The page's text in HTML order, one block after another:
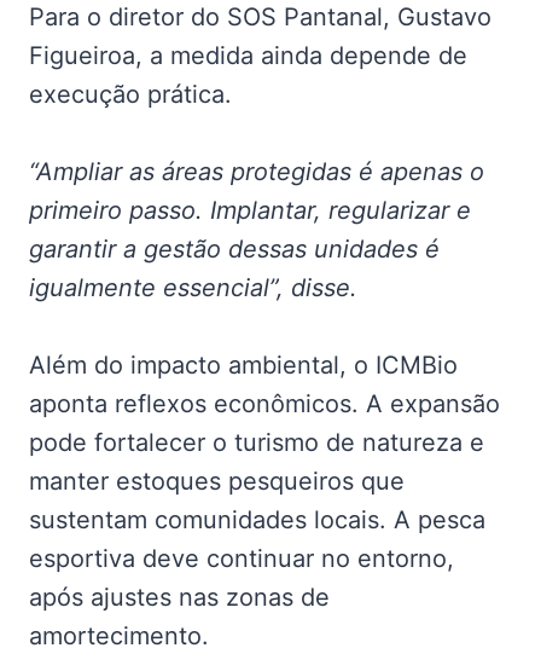
Para o diretor do SOS Pantanal, Gustavo
Figueiroa, a medida ainda depende de
execução prática.
“Ampliar as áreas protegidas é apenas o
primeiro passo. Implantar, regularizar e
garantir a gestão dessas unidades é
igualmente essencial”, disse.
Além do impacto ambiental, o ICMBio
aponta reflexos econômicos. A expansão
pode fortalecer o turismo de natureza e
manter estoques pesqueiros que
sustentam comunidades locais. A pesca
esportiva deve continuar no entorno,
após ajustes nas zonas de
amortecimento.